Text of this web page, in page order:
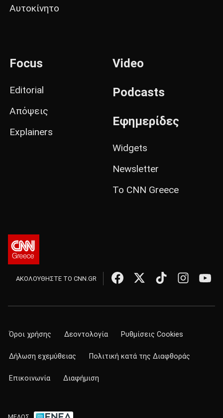
Αυτοκίνητο
Focus
Editorial
Απόψεις
Explainers
Video
Podcasts
Εφημερίδες
Widgets
Newsletter
Το CNN Greece
ΑΚΟΛΟΥΘΗΣΤΕ ΤΟ CNN.GR
Όροι χρήσης Δεοντολογία Ρυθμίσεις Cookies
Δήλωση εχεμύθειας Πολιτική κατά της Διαφθοράς
Επικοινωνία Διαφήμιση